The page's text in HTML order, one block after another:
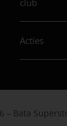
Acties
– Bata